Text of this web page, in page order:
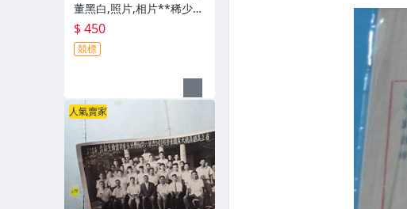
董黑白,照片,相片**稀少
品-2
$ 450
競標
人氣賣家